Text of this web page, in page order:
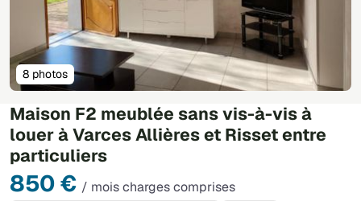
Maison F2 meublée sans vis-à-vis à
louer à Varces Allières et Risset entre
particuliers
850 € / mois charges comprises
8 photos